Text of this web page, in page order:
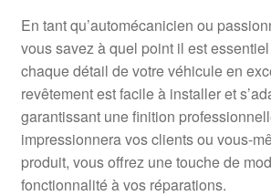
Politique de confidentialité
Procédure de Réclamation
Termes et conditions
En tant qu’automécanicien ou
vous savez à quel point il est
chaque détail de votre véhicule en
revêtement est facile à installer et
garantissant une finition
impressionnera vos clients ou vous-
produit, vous offrez une touche de
fonctionnalité à vos réparations.